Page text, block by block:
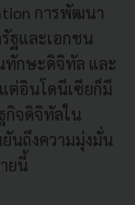
การพัฒนา
ฐและเอกชน
ทักษะดิจิทัล และ
ต่อินโดนีเซียก็มี
กิจดิจิทัลใน
นถึงความมุ่งมั่น
ยนี้